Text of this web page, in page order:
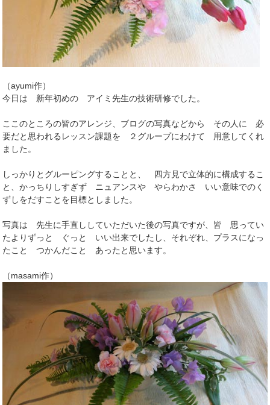
（ayumi作）
今日は 新年初めの アイミ先生の技術研修でした。
ここのところの皆のアレンジ、ブログの写真などから その人に 必
要だと思われるレッスン課題を ２グループにわけて 用意してくれ
ました。
しっかりとグルーピングすることと、 四方見で立体的に構成するこ
と、かっちりしすぎず ニュアンスや やらわかさ いい意味でのく
ずしをだすことを目標としました。
写真は 先生に手直ししていただいた後の写真ですが、皆 思ってい
たよりずっと ぐっと いい出来でしたし、それぞれ、プラスになっ
たこと つかんだこと あったと思います。
（masami作）